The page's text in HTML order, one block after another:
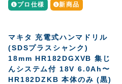
プロ仕様 新商品
マキタ 充電式ハンマドリル
(SDSプラスシャンク)
18mm HR182DGXVB 集じ
んシステム付 18V 6.0Ah〜
HR182DZKB 本体のみ (黒)